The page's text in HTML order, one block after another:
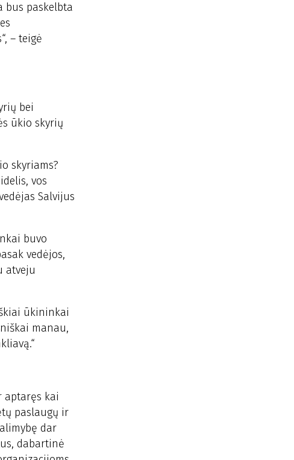
bus paskelbta
– teigė
bei
ūkio skyrių
skyriams?
vos
Salvijus
buvo
vedėjos,
atveju
ūkininkai
manau,
aptaręs kai
paslaugų ir
dar
dabartinė